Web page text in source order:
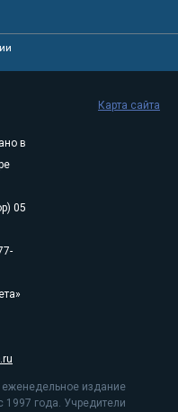
в
05
еженедельное издание
года. Учредители
Карта сайта